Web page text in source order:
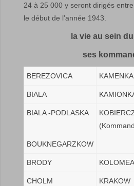
24 à 25 000 y seront dirigés
le début de l’année 1943.
la vie au sein
ses
BEREZOVICA KAMENKA
BIALA
BIALA -PODLASKA
BOUKNEGARZKOW
BRODY KOLOMEA
CHOLM
KRAKOW